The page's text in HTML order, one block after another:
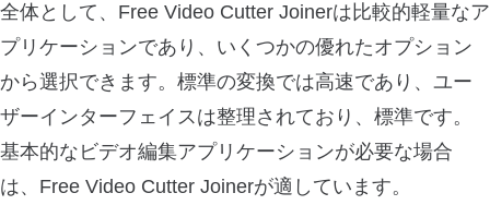
全体として、Free Video Cutter Joinerは比較的軽量なア
プリケーションであり、いくつかの優れたオプション
から選択できます。標準の変換では高速であり、ユー
ザーインターフェイスは整理されており、標準です。
基本的なビデオ編集アプリケーションが必要な場合
は、Free Video Cutter Joinerが適しています。